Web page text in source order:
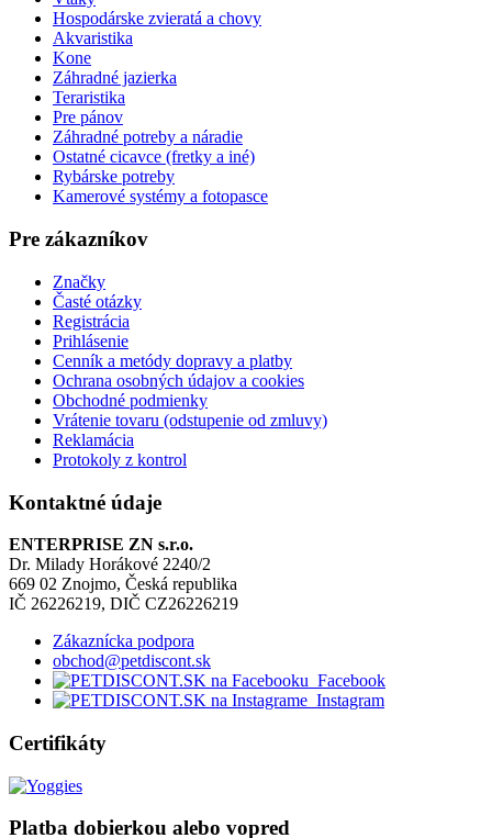
Hospodárske zvieratá a chovy
Akvaristika
Kone
Záhradné jazierka
Teraristika
Pre pánov
Záhradné potreby a náradie
Ostatné cicavce (fretky a iné)
Rybárske potreby
Kamerové systémy a fotopasce
Pre zákazníkov
Značky
Časté otázky
Registrácia
Prihlásenie
Cenník a metódy dopravy a platby
Ochrana osobných údajov a cookies
Obchodné podmienky
Vrátenie tovaru (odstupenie od zmluvy)
Reklamácia
Protokoly z kontrol
Kontaktné údaje
ENTERPRISE ZN s.r.o.
Dr. Milady Horákové 2240/2
669 02 Znojmo, Česká republika
IČ 26226219, DIČ CZ26226219
Zákaznícka podpora
obchod@petdiscont.sk
Facebook
Instagram
Certifikáty
Platba dobierkou alebo vopred